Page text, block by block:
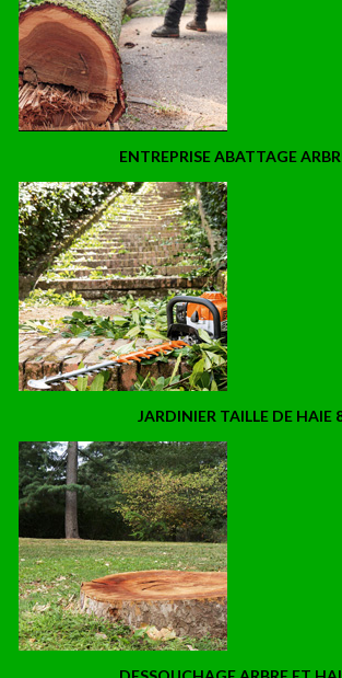
ENTREPRISE ABATTAGE
JARDINIER TAILLE DE HAIE